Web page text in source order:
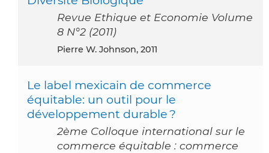
Revue Ethique et Economie Volume
8 N°2 (2011)
Pierre W. Johnson, 2011
Le label mexicain de commerce
équitable: un outil pour le
développement durable ?
2ème Colloque international sur le
commerce équitable : commerce